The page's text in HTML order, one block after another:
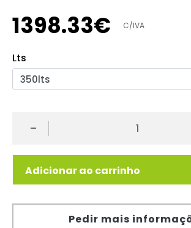
1398.33€ C/IVA
Lts
-
Adicionar ao carrinho
Pedir mais